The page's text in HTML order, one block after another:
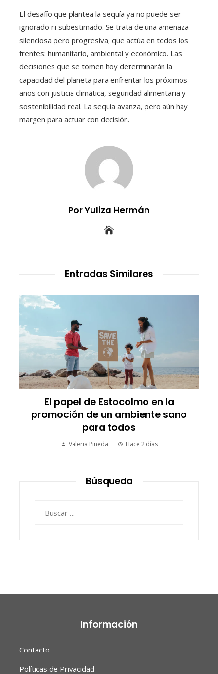
El desafío que plantea la sequía ya no puede ser
ignorado ni subestimado. Se trata de una amenaza
silenciosa pero progresiva, que actúa en todos los
frentes: humanitario, ambiental y económico. Las
decisiones que se tomen hoy determinarán la
capacidad del planeta para enfrentar los próximos
años con justicia climática, seguridad alimentaria y
sostenibilidad real. La sequía avanza, pero aún hay
margen para actuar con decisión.
Por Yuliza Hermán
Entradas Similares
El papel de Estocolmo en la
promoción de un ambiente sano
para todos
Valeria Pineda Hace 2 días
Búsqueda
Información
Contacto
Políticas de Privacidad